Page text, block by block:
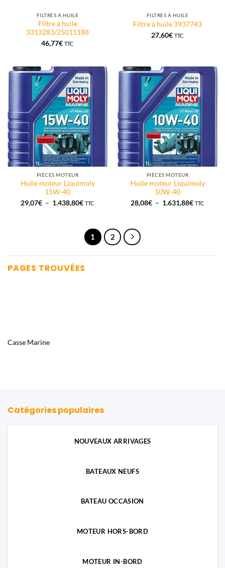
FILTRES À HUILE
Filtre à huile
3313283/25011188
46,77€ TTC
FILTRES À HUILE
Filtre à huile 3937743
27,60€ TTC
PIÈCES MOTEUR
Huile moteur Liquimoly
15W-40
29,07€ – 1.438,80€Plage
1.438,80€
TTC
PIÈCES MOTEUR
Huile moteur Liquimoly
10W-40
28,08€ – 1.631,88€Plage
TTC
1 2
PAGES TROUVÉES
Casse Marine
Catégories populaires
NOUVEAUX ARRIVAGES
BATEAUX NEUFS
BATEAU OCCASION
MOTEUR HORS-BORD
MOTEUR IN-BORD